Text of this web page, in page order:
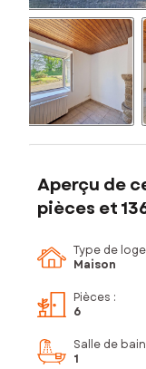
Aperçu de
pièces et
Type de
Maison
Pièces :
6
Salle de bain
1